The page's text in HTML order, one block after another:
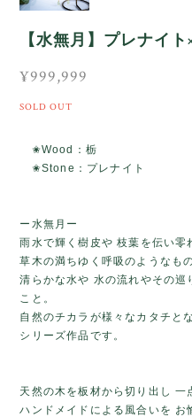
【水無月】プレナイト
¥999,999
SOLD OUT
✬Wood：栃
✬Stone：プレナイト
ー水無月ー
雨水で輝く樹皮や 枝葉を伝い零
草木の満ちゆく呼吸のようなも
清らかな水や 水の流れやその巡
こと。
自然のチカラが様々なカタチと
シリーズ作品です。
天然の木を板材から切り出し 一
ハンドメイドによる風合いを お